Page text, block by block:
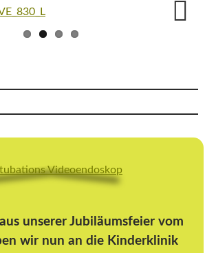
unserer Jubiläumsfeier vom
wir nun an die Kinderklinik